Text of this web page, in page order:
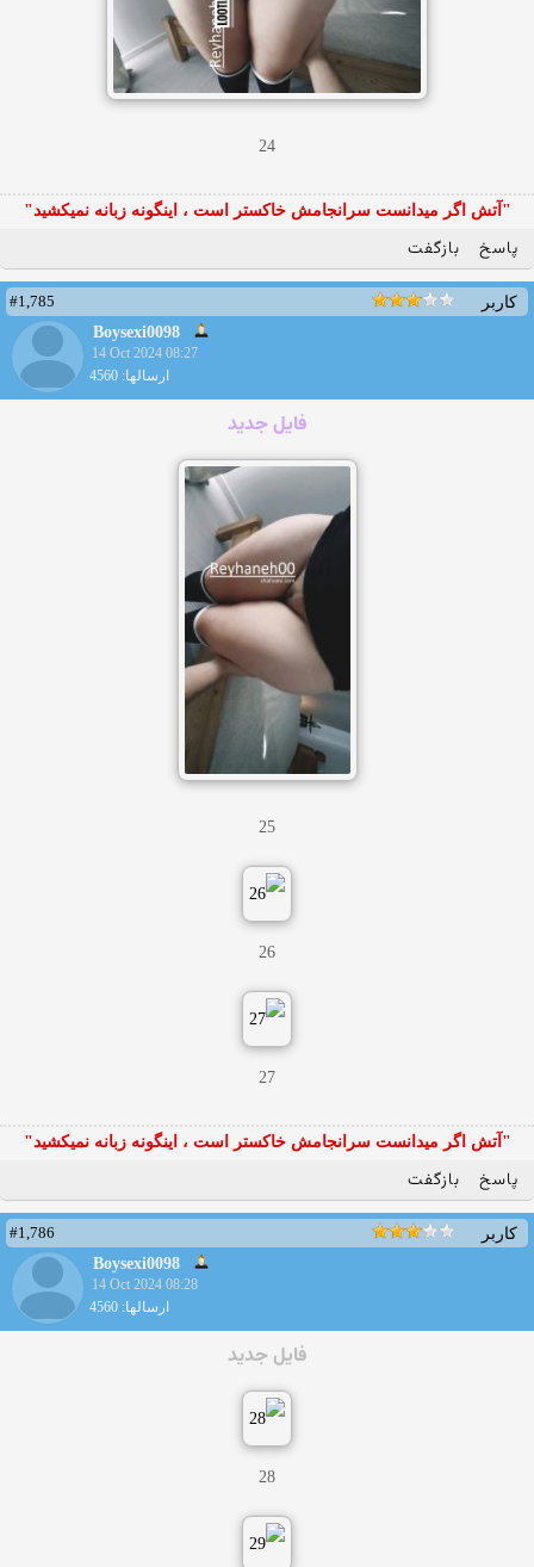
24
"آتش اگر ميدانست سرانجامش خاكستر است ، اينگونه زبانه نميكشيد"
پاسخ بازگفت
کاربر
#1,785
Boysexi0098
14 Oct 2024 08:27
ارسالها: 4560
فایل جدید
25
26
27
"آتش اگر ميدانست سرانجامش خاكستر است ، اينگونه زبانه نميكشيد"
پاسخ بازگفت
کاربر
#1,786
Boysexi0098
14 Oct 2024 08:28
ارسالها: 4560
فایل جدید
28